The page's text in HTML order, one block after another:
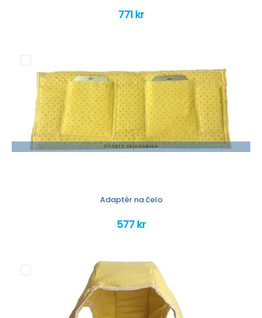
771 kr
Přidat k objednávce
Adaptér na čelo
577 kr